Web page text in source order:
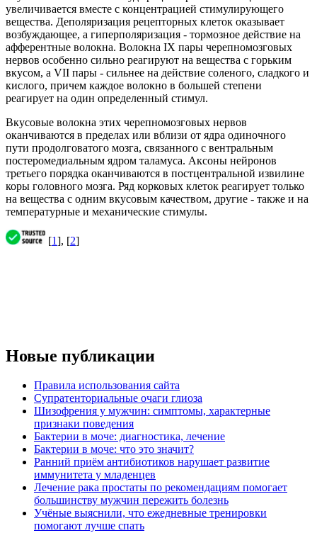
увеличивается вместе с концентрацией стимулирующего
вещества. Деполяризация рецепторных клеток оказывает
возбуждающее, а гиперполяризация - тормозное действие на
афферентные волокна. Волокна IX пары черепномозговых
нервов особенно сильно реагируют на вещества с горьким
вкусом, а VII пары - сильнее на действие соленого, сладкого и
кислого, причем каждое волокно в большей степени
реагирует на один определенный стимул.
Вкусовые волокна этих черепномозговых нервов
оканчиваются в пределах или вблизи от ядра одиночного
пути продолговатого мозга, связанного с вентральным
постеромедиальным ядром таламуса. Аксоны нейронов
третьего порядка оканчиваются в постцентральной извилине
коры головного мозга. Ряд корковых клеток реагирует только
на вещества с одним вкусовым качеством, другие - также и на
температурные и механические стимулы.
[1], [2]
Новые публикации
Правила использования сайта
Супратенториальные очаги глиоза
Шизофрения у мужчин: симптомы, характерные
признаки поведения
Бактерии в моче: диагностика, лечение
Бактерии в моче: что это значит?
Ранний приём антибиотиков нарушает развитие
иммунитета у младенцев
Лечение рака простаты по рекомендациям помогает
большинству мужчин пережить болезнь
Учёные выяснили, что ежедневные тренировки
помогают лучше спать